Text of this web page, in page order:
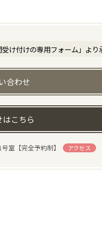
け付けの専用フォーム」より
合わせ
はこちら
室【完全予約制】 アクセス